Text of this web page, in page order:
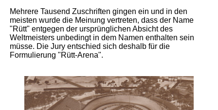
Mehrere Tausend Zuschriften gingen ein und in den
meisten wurde die Meinung vertreten, dass der Name
"Rütt" entgegen der ursprünglichen Absicht des
Weltmeisters unbedingt in dem Namen enthalten sein
müsse. Die Jury entschied sich deshalb für die
Formulierung "Rütt-Arena".